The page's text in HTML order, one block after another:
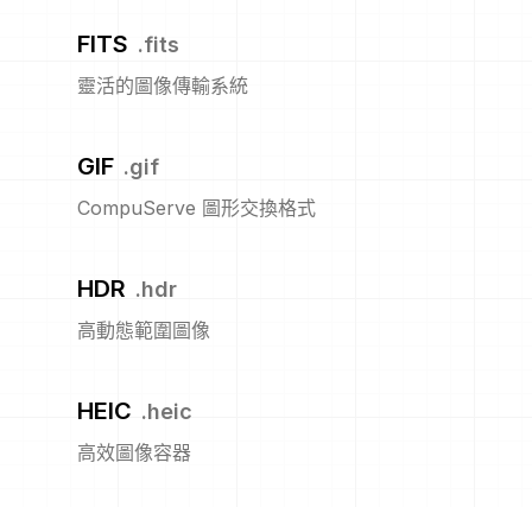
FITS .fits
靈活的圖像傳輸系統
GIF .gif
CompuServe 圖形交換格式
HDR .hdr
高動態範圍圖像
HEIC .heic
高效圖像容器